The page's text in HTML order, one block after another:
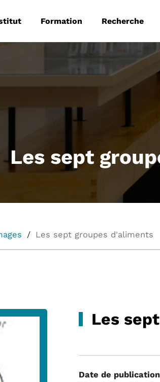
Formation Recherche
Les sept
Les sept groupes d'aliments
Les
Date de